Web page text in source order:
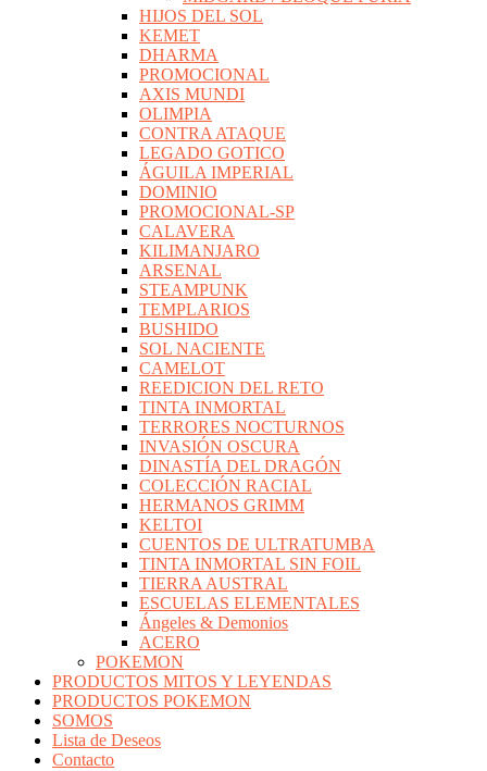
HIJOS DEL SOL
KEMET
DHARMA
PROMOCIONAL
AXIS MUNDI
OLIMPIA
CONTRA ATAQUE
LEGADO GOTICO
ÁGUILA IMPERIAL
DOMINIO
PROMOCIONAL-SP
CALAVERA
KILIMANJARO
ARSENAL
STEAMPUNK
TEMPLARIOS
BUSHIDO
SOL NACIENTE
CAMELOT
REEDICION DEL RETO
TINTA INMORTAL
TERRORES NOCTURNOS
INVASIÓN OSCURA
DINASTÍA DEL DRAGÓN
COLECCIÓN RACIAL
HERMANOS GRIMM
KELTOI
CUENTOS DE ULTRATUMBA
TINTA INMORTAL SIN FOIL
TIERRA AUSTRAL
ESCUELAS ELEMENTALES
Ángeles & Demonios
ACERO
POKEMON
PRODUCTOS MITOS Y LEYENDAS
PRODUCTOS POKEMON
SOMOS
Lista de Deseos
Contacto